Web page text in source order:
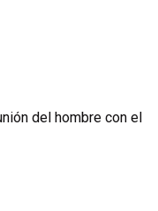
del hombre con el